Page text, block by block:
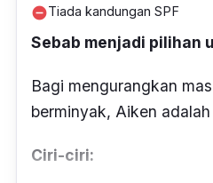
remove_circleTiada kandungan SPF
Sebab menjadi pilihan
Bagi mengurangkan
berminyak, Aiken
Ciri-ciri: